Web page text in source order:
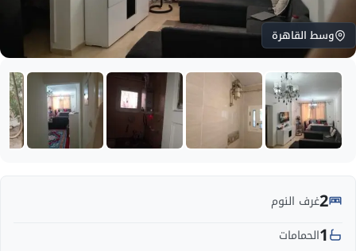
وسط القاهرة
2غرف النوم
1الحمامات